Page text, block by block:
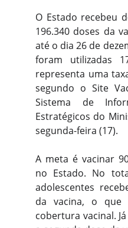
O Estado recebeu
196.340 doses da
até o dia 26 de
foram utilizadas
representa uma
segundo o Site
Sistema de
Estratégicos do
segunda-feira (17).
A meta é vacinar
no Estado. No
adolescentes
da vacina, o que
cobertura vacinal.